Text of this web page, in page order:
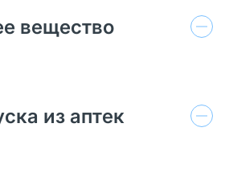
вещество
из аптек